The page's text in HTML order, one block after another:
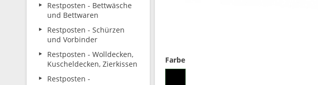
Restposten - Bettwäsche
und Bettwaren
Restposten - Schürzen
und Vorbinder
Restposten - Wolldecken,
Kuscheldecken, Zierkissen
Restposten -
Farbe